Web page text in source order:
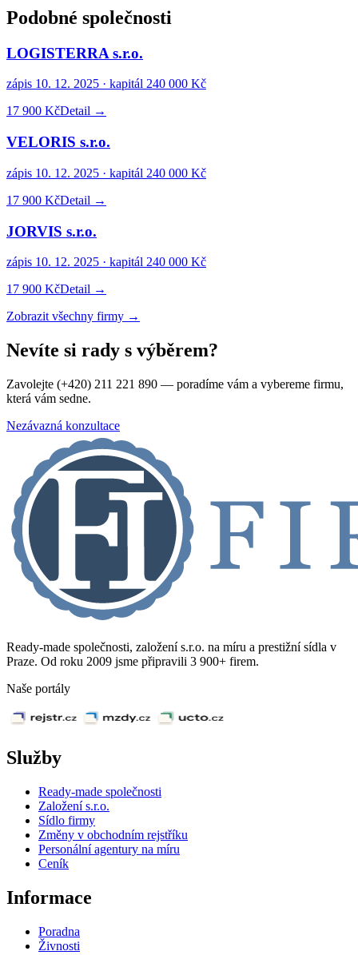
Podobné společnosti
LOGISTERRA s.r.o.
zápis 10. 12. 2025 · kapitál 240 000 Kč
17 900 KčDetail →
VELORIS s.r.o.
zápis 10. 12. 2025 · kapitál 240 000 Kč
17 900 KčDetail →
JORVIS s.r.o.
zápis 10. 12. 2025 · kapitál 240 000 Kč
17 900 KčDetail →
Zobrazit všechny firmy →
Nevíte si rady s výběrem?
Zavolejte (+420) 211 221 890 — poradíme vám a vybereme firmu,
která vám sedne.
Nezávazná konzultace
Ready-made společnosti, založení s.r.o. na míru a prestižní sídla v
Praze. Od roku 2009 jsme připravili 3 900+ firem.
Naše portály
Služby
Ready-made společnosti
Založení s.r.o.
Sídlo firmy
Změny v obchodním rejstříku
Personální agentury na míru
Ceník
Informace
Poradna
Živnosti